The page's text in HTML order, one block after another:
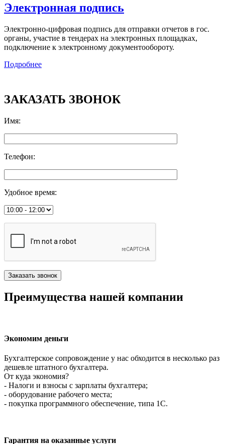
Электронная подпись
Электронно-цифровая подпись для отправки отчетов в гос.
органы, участие в тендерах на электронных площадках,
подключение к электронному документообороту.
Подробнее
ЗАКАЗАТЬ ЗВОНОК
Имя:
Телефон:
Удобное время:
Преимущества нашей компании
Экономим деньги
Бухгалтерское сопровождение у нас обходится в несколько раз
дешевле штатного бухгалтера.
От куда экономия?
- Налоги и взносы с зарплаты бухгалтера;
- оборудование рабочего места;
- покупка программного обеспечение, типа 1С.
Гарантия на оказанные услуги